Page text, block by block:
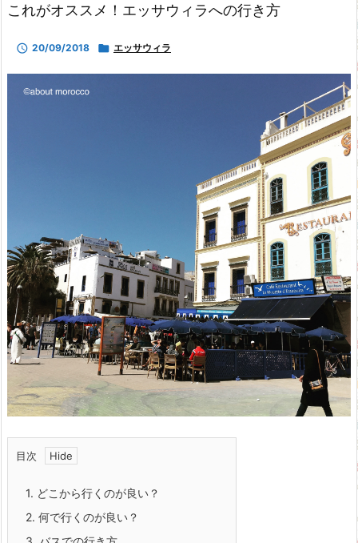
これがオススメ！エッサウィラへの行き方
 20/09/2018  エッサウィラ
目次
1. どこから行くのが良い？
2. 何で行くのが良い？